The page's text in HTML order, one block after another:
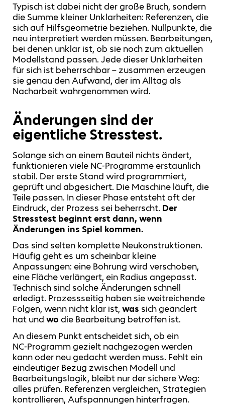
Typisch ist dabei nicht der große Bruch, sondern
die Summe kleiner Unklarheiten: Referenzen, die
sich auf Hilfsgeometrie beziehen. Nullpunkte, die
neu interpretiert werden müssen. Bearbeitungen,
bei denen unklar ist, ob sie noch zum aktuellen
Modellstand passen. Jede dieser Unklarheiten
für sich ist beherrschbar – zusammen erzeugen
sie genau den Aufwand, der im Alltag als
Nacharbeit wahrgenommen wird.
Änderungen sind der
eigentliche Stresstest.
Solange sich an einem Bauteil nichts ändert,
funktionieren viele NC‑Programme erstaunlich
stabil. Der erste Stand wird programmiert,
geprüft und abgesichert. Die Maschine läuft, die
Teile passen. In dieser Phase entsteht oft der
Eindruck, der Prozess sei beherrscht. Der
Stresstest beginnt erst dann, wenn
Änderungen ins Spiel kommen.
Das sind selten komplette Neukonstruktionen.
Häufig geht es um scheinbar kleine
Anpassungen: eine Bohrung wird verschoben,
eine Fläche verlängert, ein Radius angepasst.
Technisch sind solche Änderungen schnell
erledigt. Prozessseitig haben sie weitreichende
Folgen, wenn nicht klar ist, was sich geändert
hat und wo die Bearbeitung betroffen ist.
An diesem Punkt entscheidet sich, ob ein
NC‑Programm gezielt nachgezogen werden
kann oder neu gedacht werden muss. Fehlt ein
eindeutiger Bezug zwischen Modell und
Bearbeitungslogik, bleibt nur der sichere Weg:
alles prüfen. Referenzen vergleichen, Strategien
kontrollieren, Aufspannungen hinterfragen.